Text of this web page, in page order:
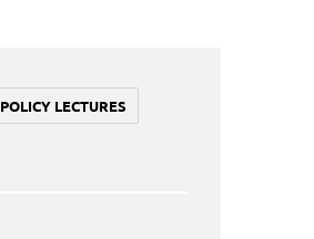
POLICY LECTURES